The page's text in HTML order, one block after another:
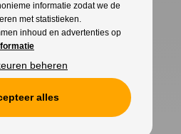
Privacy
informatie zodat we de
met statistieken.
inhoud en advertenties op
beheren
alles